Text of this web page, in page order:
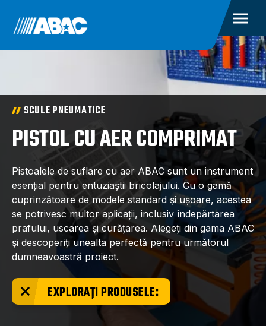
SCULE PNEUMATICE
PISTOL CU AER COMPRIMAT
Pistoalele de suflare cu aer ABAC sunt un instrument
esențial pentru entuziaștii bricolajului. Cu o gamă
cuprinzătoare de modele standard și ușoare, acestea
se potrivesc multor aplicații, inclusiv îndepărtarea
prafului, uscarea și curățarea. Alegeți din gama ABAC
și descoperiți unealta perfectă pentru următorul
dumneavoastră proiect.
EXPLORAȚI PRODUSELE: